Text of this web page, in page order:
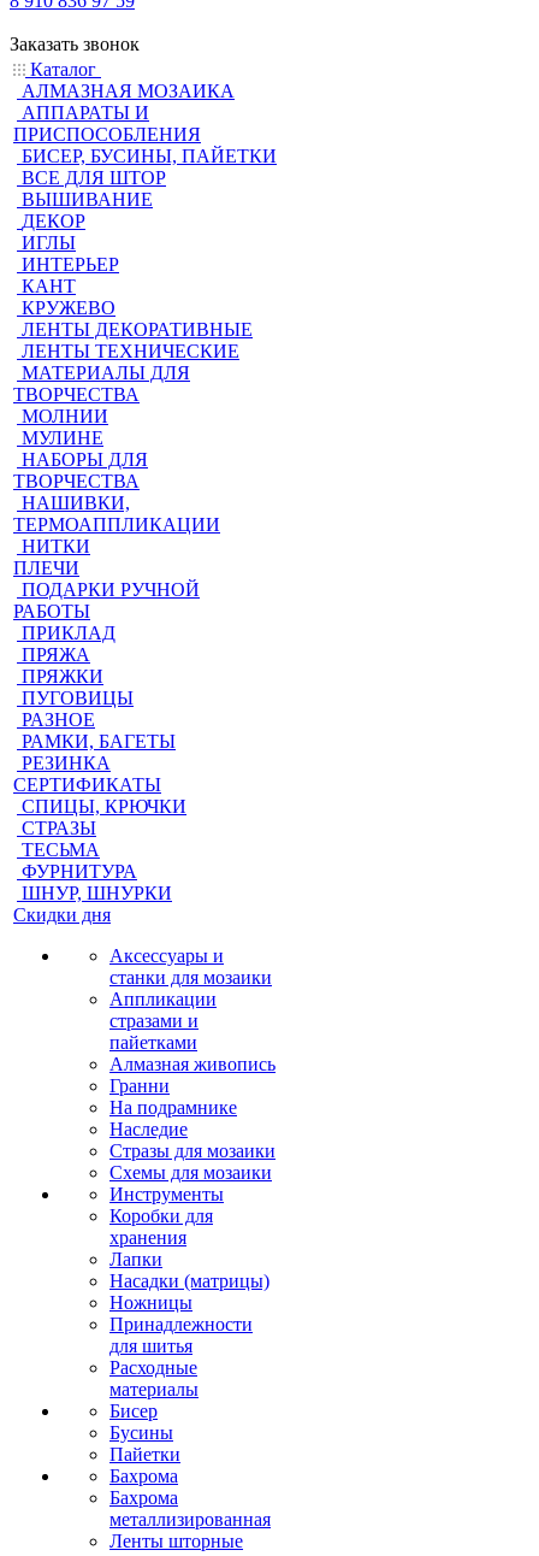
Заказать звонок
Каталог
АЛМАЗНАЯ МОЗАИКА
АППАРАТЫ И
ПРИСПОСОБЛЕНИЯ
БИСЕР, БУСИНЫ, ПАЙЕТКИ
ВСЕ ДЛЯ ШТОР
ВЫШИВАНИЕ
ДЕКОР
ИГЛЫ
ИНТЕРЬЕР
КАНТ
КРУЖЕВО
ЛЕНТЫ ДЕКОРАТИВНЫЕ
ЛЕНТЫ ТЕХНИЧЕСКИЕ
МАТЕРИАЛЫ ДЛЯ
ТВОРЧЕСТВА
МОЛНИИ
МУЛИНЕ
НАБОРЫ ДЛЯ
ТВОРЧЕСТВА
НАШИВКИ,
ТЕРМОАППЛИКАЦИИ
НИТКИ
ПЛЕЧИ
ПОДАРКИ РУЧНОЙ
РАБОТЫ
ПРИКЛАД
ПРЯЖА
ПРЯЖКИ
ПУГОВИЦЫ
РАЗНОЕ
РАМКИ, БАГЕТЫ
РЕЗИНКА
СЕРТИФИКАТЫ
СПИЦЫ, КРЮЧКИ
СТРАЗЫ
ТЕСЬМА
ФУРНИТУРА
ШНУР, ШНУРКИ
Скидки дня
Аксессуары и
станки для мозаики
Аппликации
стразами и
пайетками
Алмазная живопись
Гранни
На подрамнике
Наследие
Стразы для мозаики
Схемы для мозаики
Инструменты
Коробки для
хранения
Лапки
Насадки (матрицы)
Ножницы
Принадлежности
для шитья
Расходные
материалы
Бисер
Бусины
Пайетки
Бахрома
Бахрома
металлизированная
Ленты шторные